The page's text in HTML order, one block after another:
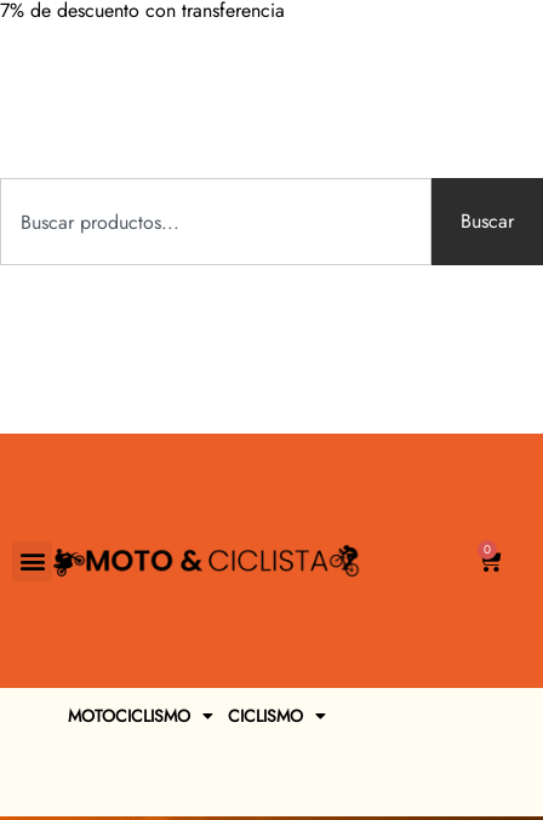
7% de descuento con transferencia
Buscar
0
MOTOCICLISMO CICLISMO